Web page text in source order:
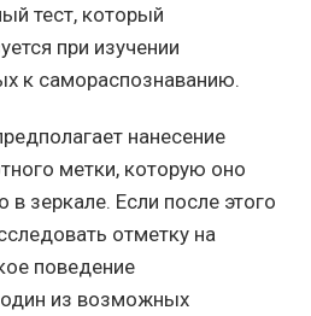
тест, который
при изучении
к самораспознаванию.
нанесение
метки, которую оно
зеркале. Если после этого
отметку на
поведение
один из возможных